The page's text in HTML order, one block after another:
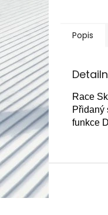
Popis
Race
Přidaný
funkce
Z
á
p